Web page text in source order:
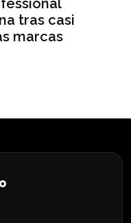
tras casi
marcas